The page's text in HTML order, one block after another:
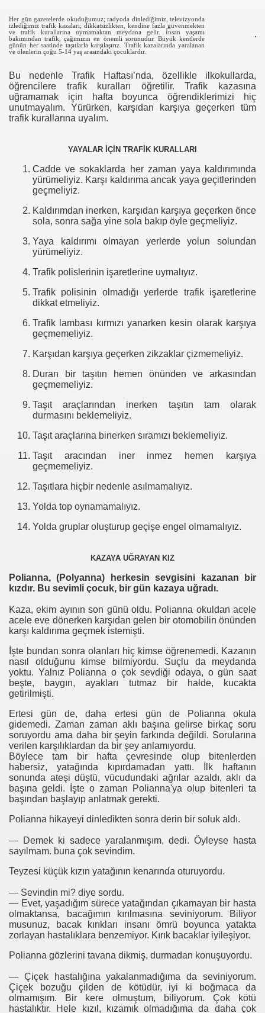
Her gün gazetelerde okuduğumuz; radyoda dinlediğimiz, televizyonda
izlediğimiz trafik kazaları; dikkatsizlikten, kendine fazla güvenmekten
ve trafik kurallarına uymamaktan meydana gelir. İnsan yaşamı
bakımından trafik, çağımızın en önemli sorunudur. Büyük kentlerde
günün her saatinde taşıtlarla karşılaşırız. Trafik kazalarında yaralanan
ve ölenlerin çoğu 5-14 yaş arasındaki çocuklardır.
Bu nedenle Trafik Haftası’nda, özellikle ilkokullarda,
öğrencilere trafik kuralları öğretilir. Trafik kazasına
uğramamak için hafta boyunca öğrendiklerimizi hiç
unutmayalım. Yürürken, karşıdan karşıya geçerken tüm
trafik kurallarına uyalım.
YAYALAR İÇİN TRAFİK KURALLARI
Cadde ve sokaklarda her zaman yaya kaldırımında
yürümeliyiz. Karşı kaldırıma ancak yaya geçitlerinden
geçmeliyiz.
Kaldırımdan inerken, karşıdan karşıya geçerken önce
sola, sonra sağa yine sola bakıp öyle geçmeliyiz.
Yaya kaldırımı olmayan yerlerde yolun solundan
yürümeliyiz.
Trafik polislerinin işaretlerine uymalıyız.
Trafik polisinin olmadığı yerlerde trafik işaretlerine
dikkat etmeliyiz.
Trafik lambası kırmızı yanarken kesin olarak karşıya
geçmemeliyiz.
Karşıdan karşıya geçerken zikzaklar çizmemeliyiz.
Duran bir taşıtın hemen önünden ve arkasından
geçmemeliyiz.
Taşıt araçlarından inerken taşıtın tam olarak
durmasını beklemeliyiz.
Taşıt araçlarına binerken sıramızı beklemeliyiz.
Taşıt aracından iner inmez hemen karşıya
geçmemeliyiz.
Taşıtlara hiçbir nedenle asılmamalıyız.
Yolda top oynamamalıyız.
Yolda gruplar oluşturup geçişe engel olmamalıyız.
KAZAYA UĞRAYAN KIZ
Polianna, (Polyanna) herkesin sevgisini kazanan bir
kızdır. Bu sevimli çocuk, bir gün kazaya uğradı.
Kaza, ekim ayının son günü oldu. Polianna okuldan acele
acele eve dönerken karşıdan gelen bir otomobilin önünden
karşı kaldırıma geçmek istemişti.
İşte bundan sonra olanları hiç kimse öğrenemedi. Kazanın
nasıl olduğunu kimse bilmiyordu. Suçlu da meydanda
yoktu. Yalnız Polianna o çok sevdiği odaya, o gün saat
beşte, baygın, ayakları tutmaz bir halde, kucakta
getirilmişti.
Ertesi gün de, daha ertesi gün de Polianna okula
gidemedi. Zaman zaman aklı başına gelirse birkaç soru
soruyordu ama daha bir şeyin farkında değildi. Sorularına
verilen karşılıklardan da bir şey anlamıyordu.
Böylece tam bir hafta çevresinde olup bitenlerden
habersiz, yatağında kıpırdamadan yattı. İlk haftanın
sonunda ateşi düştü, vücudundaki ağrılar azaldı, aklı da
başına geldi. İşte o zaman Polianna'ya olup bitenleri ta
başından başlayıp anlatmak gerekti.
Polianna hikayeyi dinledikten sonra derin bir soluk aldı.
— Demek ki sadece yaralanmışım, dedi. Öyleyse hasta
sayılmam. buna çok sevindim.
Teyzesi küçük kızın yatağının kenarında oturuyordu.
— Sevindin mi? diye sordu.
— Evet, yaşadığım sürece yatağından çıkamayan bir hasta
olmaktansa, bacağımın kırılmasına seviniyorum. Biliyor
musunuz, bacak kırıkları insanı ömrü boyunca yatakta
zorlayan hastalıklara benzemiyor. Kırık bacaklar iyileşiyor.
Polianna gözlerini tavana dikmiş, durmadan konuşuyordu.
— Çiçek hastalığına yakalanmadığıma da seviniyorum.
Çiçek bozuğu çilden de kötüdür, iyi ki boğmaca da
olmamışım. Bir kere olmuştum, biliyorum. Çok kötü
hastalıktır. Hele kızıl, kızamık olmadığıma da daha çok